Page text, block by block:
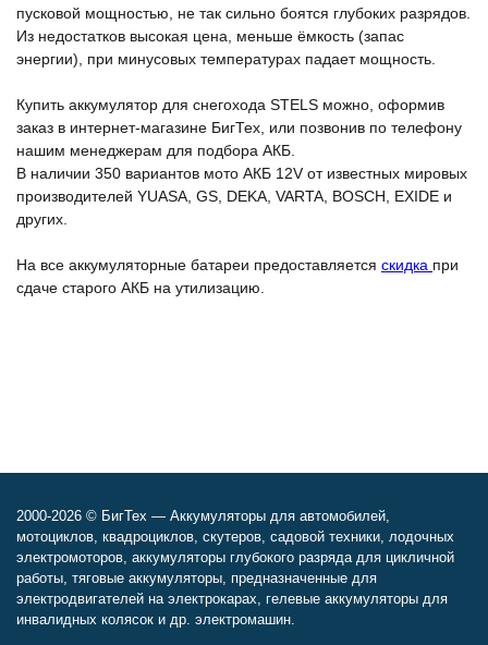
пусковой мощностью, не так сильно боятся глубоких разрядов.
Из недостатков высокая цена, меньше ёмкость (запас
энергии), при минусовых температурах падает мощность.
Купить аккумулятор для снегохода STELS можно, оформив
заказ в интернет-магазине БигТех, или позвонив по телефону
нашим менеджерам для подбора АКБ.
В наличии 350 вариантов мото АКБ 12V от известных мировых
производителей YUASA, GS, DEKA, VARTA, BOSCH, EXIDE и
других.
На все аккумуляторные батареи предоставляется скидка при
сдаче старого АКБ на утилизацию.
2000-2026 © БигТех — Аккумуляторы для автомобилей,
мотоциклов, квадроциклов, скутеров, садовой техники, лодочных
электромоторов, аккумуляторы глубокого разряда для цикличной
работы, тяговые аккумуляторы, предназначенные для
электродвигателей на электрокарах, гелевые аккумуляторы для
инвалидных колясок и др. электромашин.